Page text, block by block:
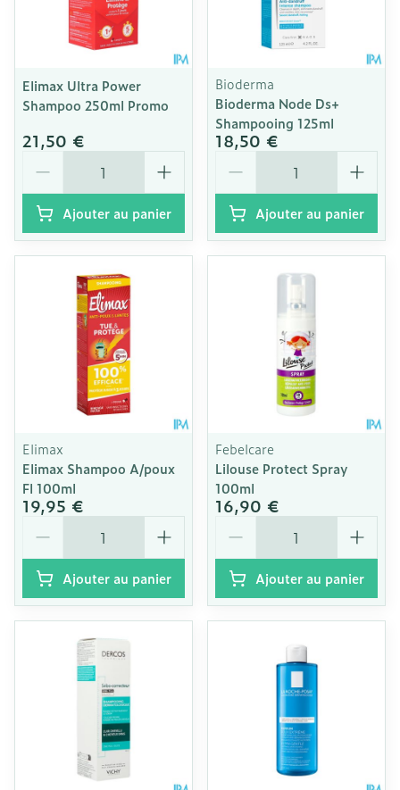
Elimax Ultra Power
Shampoo 250ml Promo
21,50 €
Ajouter au panier
Bioderma
Bioderma Node Ds+
Shampooing 125ml
18,50 €
Ajouter au panier
Elimax
Elimax Shampoo A/poux
Fl 100ml
19,95 €
Ajouter au panier
Febelcare
Lilouse Protect Spray
100ml
16,90 €
Ajouter au panier